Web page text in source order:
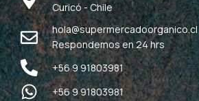
Curicó - Chile
hola@supermercadoorganico.cl
Respondemos en 24 hrs
+56 9 91803981
+56 9 91803981